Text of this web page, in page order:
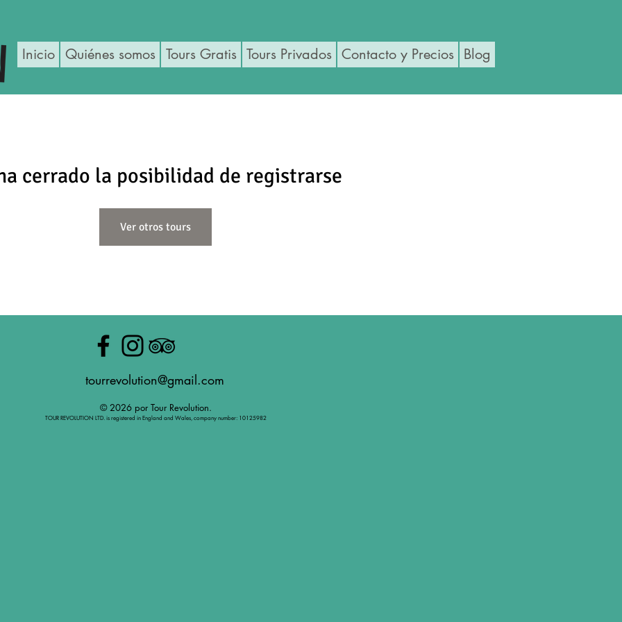
Inicio Quiénes somos Tours Gratis Tours Privados Contacto y Precios Blog
cerrado la posibilidad de registrarse
Ver otros tours
tourrevolution@gmail.com
© 2026 por Tour Revolution.
TOUR REVOLUTION LTD. is registered in England and Wales, company number: 10125982